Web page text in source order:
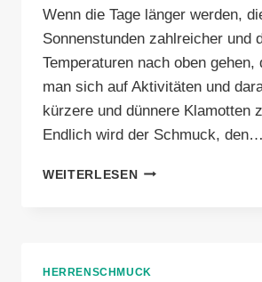
Wenn die Tage länger werden,
Sonnenstunden zahlreicher und
Temperaturen nach oben gehen,
man sich auf Aktivitäten und
kürzere und dünnere Klamotten
Endlich wird der Schmuck, den…
WEITERLESENHERRENSCHMUCK
HERRENSCHMUCK